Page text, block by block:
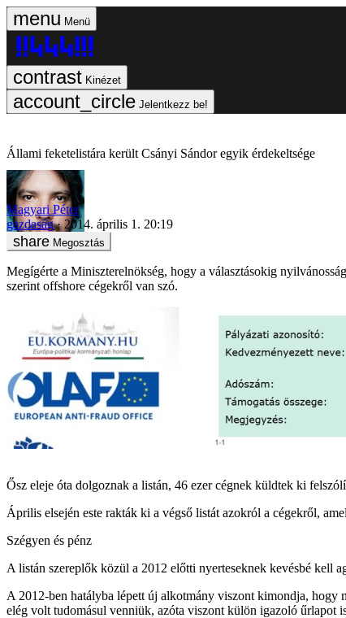
Menü
Kinézet
Jelentkezz be!
Állami feketelistára került Csányi Sándor egyik érdekeltsége
Magyari Péter
gazdaság
2014. április 1. 20:19
Megosztás
Megígérte a Miniszterelnökség, hogy a választásokig
szerint offshore cégekről van szó.
Ősz eleje óta dolgoznak a listán, 46 ezer cégnek küldtek ki
Április elsején este rakták ki a végső listát azokról a cégekről,
Szégyen és pénz
A listán szereplők közül a 2012 előtti nyerteseknek kevésbé kell
A 2012-ben hatályba lépett új alkotmány viszont kimondja, hogy
elég volt tudomásul venniük, azóta viszont külön igazoló űrlapot